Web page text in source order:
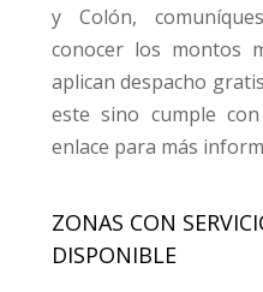
y Colón,
conocer los montos
aplican despacho
este sino cumple
enlace para más
ZONAS CON
DISPONIBLE